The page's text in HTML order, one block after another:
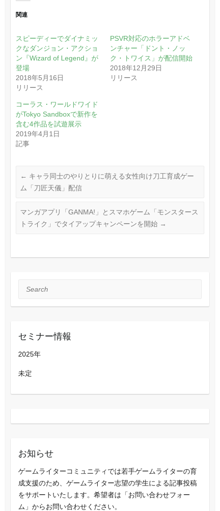
関連
スピーディーでダイナミッ
クなダンジョン・アクショ
ン『Wizard of Legend』が
登場
2018年5月16日
リリース
PSVR対応のホラーアドベ
ンチャー「ドント・ノッ
ク・トワイス」が配信開始
2018年12月29日
リリース
コーラス・ワールドワイド
がTokyo Sandboxで新作を
含む4作品を試遊展示
2019年4月1日
記事
← キャラ同士のやりとりに萌える女性向け刀工育成ゲー
ム「刀匠天儀」配信
マンガアプリ「GANMA!」とスマホゲーム「モンスタース
トライク」でタイアップキャンペーンを開始 →
Search
セミナー情報
2025年
未定
お知らせ
ゲームライターコミュニティでは若手ゲームライターの育
成支援のため、ゲームライター志望の学生による記事投稿
をサポートいたします。希望者は「お問い合わせフォー
ム」からお問い合わせください。